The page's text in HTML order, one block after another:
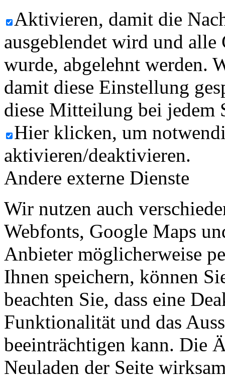
Aktivieren, damit die
ausgeblendet wird und
wurde, abgelehnt werden.
damit diese Einstellung
diese Mitteilung bei jedem
Hier klicken, um
aktivieren/deaktivieren.
Andere externe Dienste
Wir nutzen auch
Webfonts, Google Maps
Anbieter möglicherweise
Ihnen speichern, können
beachten Sie, dass eine
Funktionalität und das
beeinträchtigen kann. Die
Neuladen der Seite